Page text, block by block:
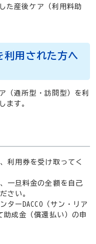
た産後ケア（利用料助
利用された方へ
（通所型・訪問型）を利
ます。
利用券を受け取ってく
一旦料金の全額を自己
さい。
ターDACCO（サン・リア
助成金（償還払い）の申